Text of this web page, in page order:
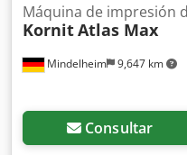
Mindelheim 9,647 km
Máquina de impresión
KornitAtlas Max
Consultar